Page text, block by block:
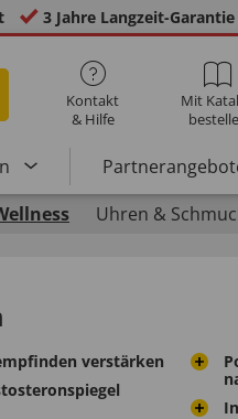
3 Jahre Langzeit-Garantie
Kontakt
& Hilfe
Mit
Uhren &
verstärken